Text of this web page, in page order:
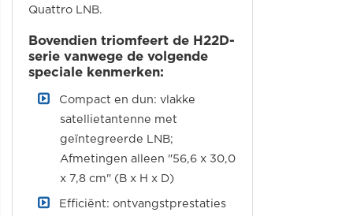
Quattro LNB.
Bovendien triomfeert de H22D-
serie vanwege de volgende
speciale kenmerken:
Compact en dun: vlakke
satellietantenne met
geïntegreerde LNB;
Afmetingen alleen "56,6 x 30,0
x 7,8 cm" (B x H x D)
Efficiënt: ontvangstprestaties